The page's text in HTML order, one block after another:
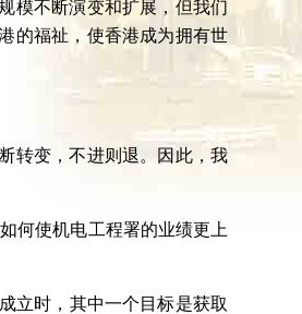
模不断演变和扩展，但我们
的福祉，使香港成为拥有世
转变，不进则退。因此，我
何使机电工程署的业绩更上
立时，其中一个目标是获取